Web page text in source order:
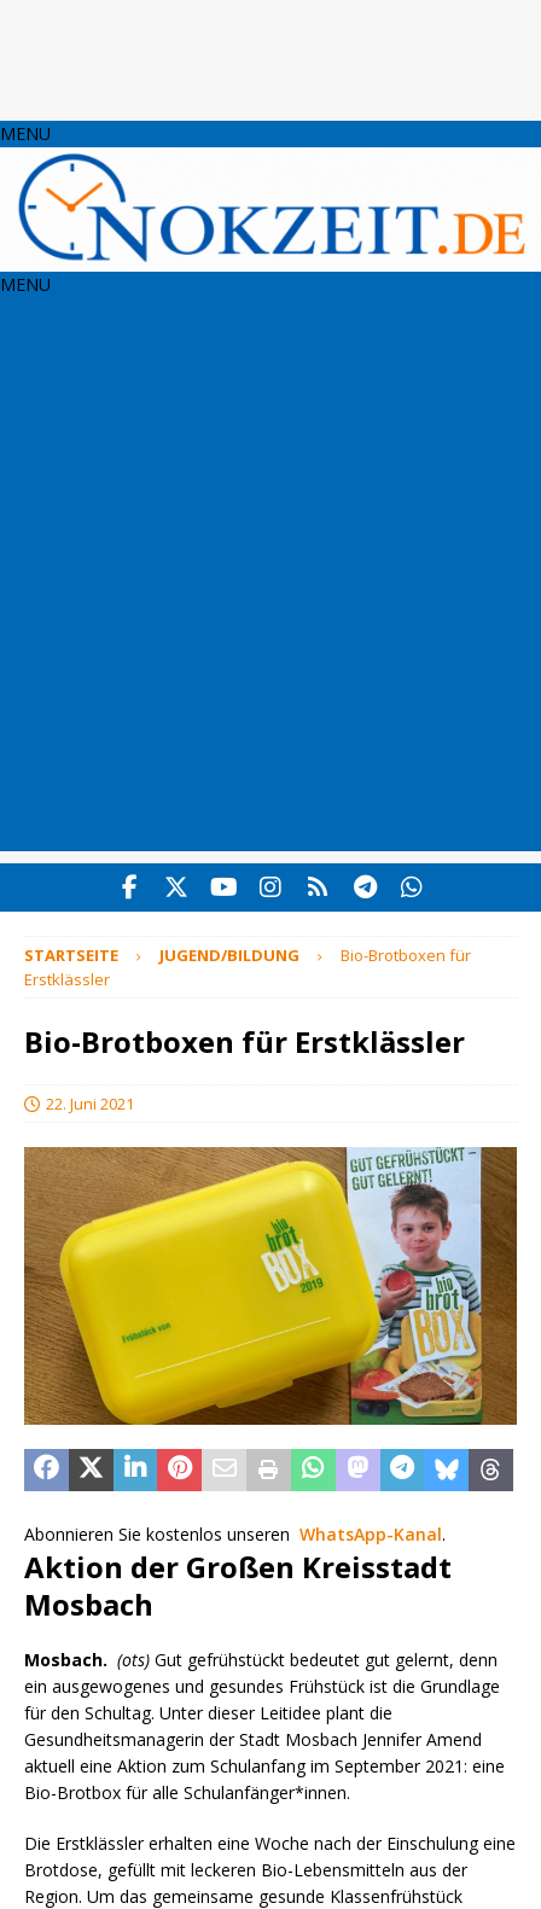
MENU
MENU
STARTSEITE JUGEND/BILDUNG
Bio-Brotboxen für
Erstklässler
Bio-Brotboxen für Erstklässler
22. Juni 2021
Abonnieren Sie kostenlos unseren WhatsApp-Kanal.
Aktion der Großen Kreisstadt
Mosbach
Mosbach. (ots) Gut gefrühstückt bedeutet gut gelernt, denn
ein ausgewogenes und gesundes Frühstück ist die Grundlage
für den Schultag. Unter dieser Leitidee plant die
Gesundheitsmanagerin der Stadt Mosbach Jennifer Amend
aktuell eine Aktion zum Schulanfang im September 2021: eine
Bio-Brotbox für alle Schulanfänger*innen.
Die Erstklässler erhalten eine Woche nach der Einschulung eine
Brotdose, gefüllt mit leckeren Bio-Lebensmitteln aus der
Region. Um das gemeinsame gesunde Klassenfrühstück